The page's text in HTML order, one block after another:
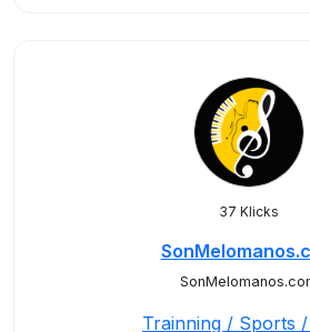
37 Klicks
Trainning / Sports